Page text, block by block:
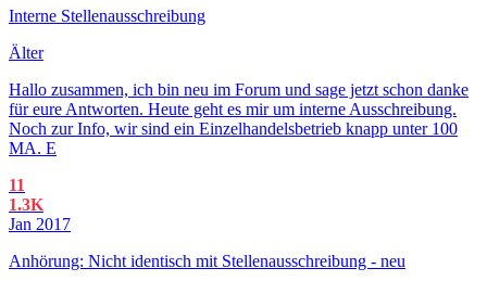
Interne Stellenausschreibung
Älter
Hallo zusammen, ich bin neu im Forum und sage jetzt schon danke
für eure Antworten. Heute geht es mir um interne Ausschreibung.
Noch zur Info, wir sind ein Einzelhandelsbetrieb knapp unter 100
MA. E
11
1.3K
Jan 2017
Anhörung: Nicht identisch mit Stellenausschreibung - neu